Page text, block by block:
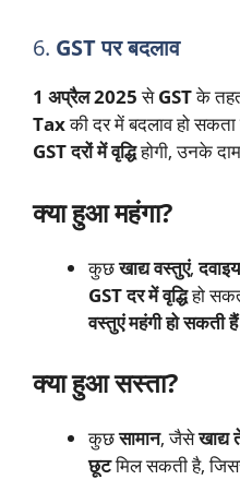
6. GST पर बदलाव
1 अप्रैल 2025सेGSTके
Taxकी दर में बदलाव हो
GST दरों में वृद्धिहोगी, उनके
क्या हुआ महंगा?
कुछखाद्य वस्तुएं,
GST दर में वृद्धिहो
वस्तुएं महंगी हो सकती हैं
क्या हुआ सस्ता?
कुछसामान, जैसेखाद्य
छूटमिल सकती है,